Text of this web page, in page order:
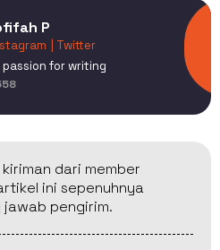
P
| Twitter
passion for writing
dari member
ini sepenuhnya
pengirim.